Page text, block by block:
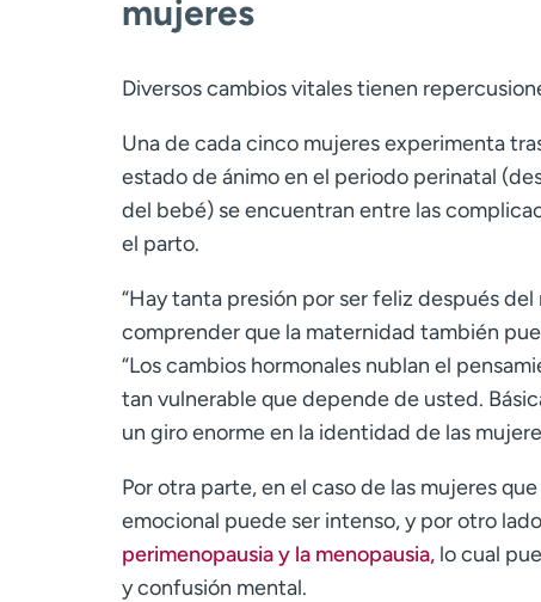
mujeres
Diversos cambios vitales tienen
Una de cada cinco mujeres experimenta
estado de ánimo en el periodo perinatal
del bebé) se encuentran entre las
el parto.
“Hay tanta presión por ser feliz después
comprender que la maternidad también
“Los cambios hormonales nublan el
tan vulnerable que depende de usted.
un giro enorme en la identidad de las
Por otra parte, en el caso de las mujeres
emocional puede ser intenso, y por otro
perimenopausia y la menopausia, lo cual
y confusión mental.